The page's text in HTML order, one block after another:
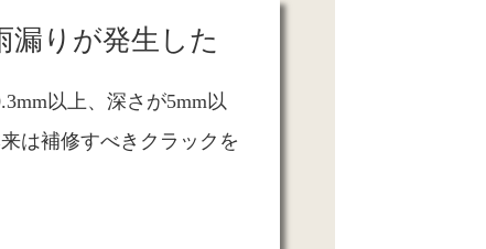
漏りが発生した
以上、深さが5mm以
は補修すべきクラックを